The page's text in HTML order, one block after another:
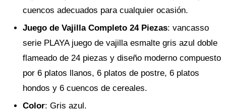
cuencos adecuados para cualquier ocasión.
Juego de Vajilla Completo 24 Piezas: vancasso
serie PLAYA juego de vajilla esmalte gris azul doble
flameado de 24 piezas y diseño moderno compuesto
por 6 platos llanos, 6 platos de postre, 6 platos
hondos y 6 cuencos de cereales.
Color: Gris azul.